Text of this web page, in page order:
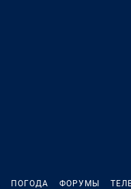
ПОГОДА ФОРУМЫ